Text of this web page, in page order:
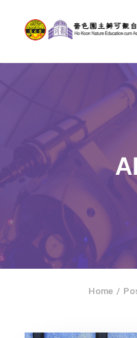
天文館
博物天地
比賽/專題計劃
聯絡我們
SEARCH
社交平台
Home